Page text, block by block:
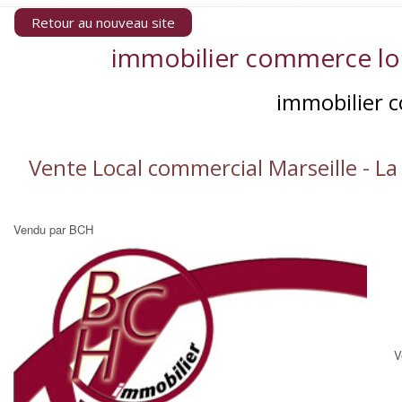
Retour au nouveau site
immobilier commerce
immobilier
Vente Local commercial Marseille -
Vendu par BCH